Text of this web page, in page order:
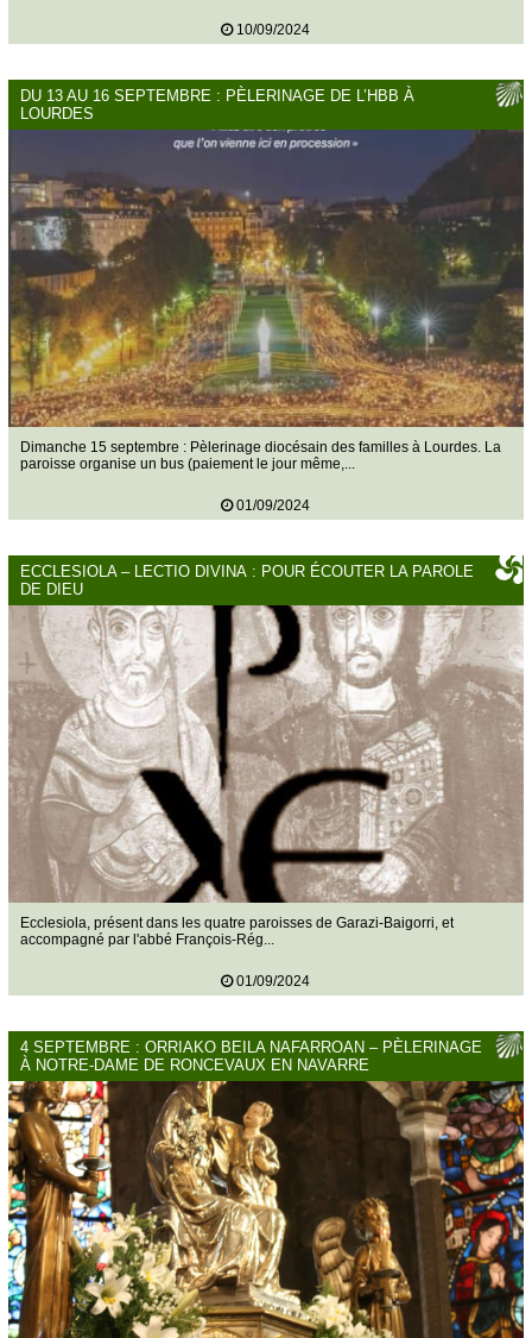
10/09/2024
DU 13 AU 16 SEPTEMBRE : PÈLERINAGE DE L’HBB À
LOURDES
Dimanche 15 septembre : Pèlerinage diocésain des familles à Lourdes. La
paroisse organise un bus (paiement le jour même,...
01/09/2024
ECCLESIOLA – LECTIO DIVINA : POUR ÉCOUTER LA PAROLE
DE DIEU
Ecclesiola, présent dans les quatre paroisses de Garazi-Baigorri, et
accompagné par l'abbé François-Rég...
01/09/2024
4 SEPTEMBRE : ORRIAKO BEILA NAFARROAN – PÈLERINAGE
À NOTRE-DAME DE RONCEVAUX EN NAVARRE